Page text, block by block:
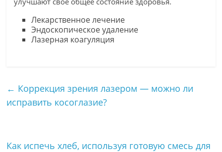
Лекарственное лечение
Эндоскопическое удаление
Лазерная коагуляция
← Коррекция зрения лазером — можно ли
исправить косоглазие?
Как испечь хлеб, используя готовую смесь для